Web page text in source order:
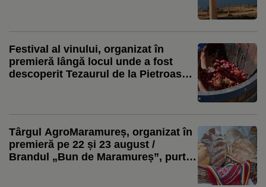
Festival al vinului, organizat în
premieră lângă locul unde a fost
descoperit Tezaurul de la Pietroasele
Târgul AgroMaramureș, organizat în
premieră pe 22 și 23 august /
Brandul „Bun de Maramureș”, purtat